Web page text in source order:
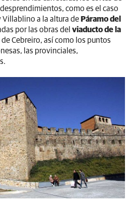
como es el caso
Villablino a la altura de Páramo del
por las obras del viaducto de la
Cebreiro, así como los puntos
las provinciales,